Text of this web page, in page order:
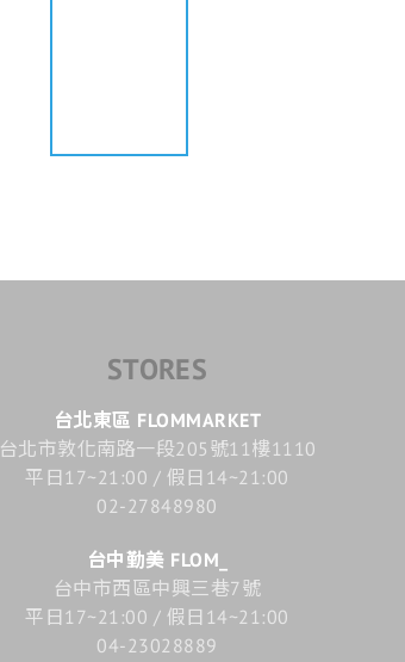
STORES
台北東區 FLOMMARKET
台北市敦化南路一段205號11樓1110
平日17~21:00 / 假日14~21:00
02-27848980
台中勤美 FLOM_
台中市西區中興三巷7號
平日17~21:00 / 假日14~21:00
04-23028889